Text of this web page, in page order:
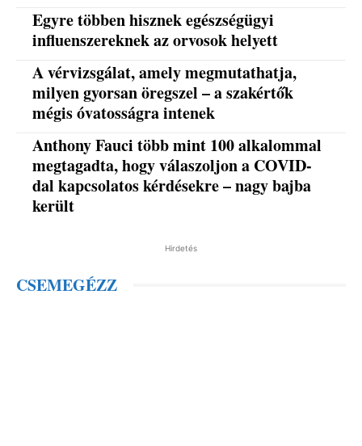
Egyre többen hisznek egészségügyi
influenszereknek az orvosok helyett
A vérvizsgálat, amely megmutathatja,
milyen gyorsan öregszel – a szakértők
mégis óvatosságra intenek
Anthony Fauci több mint 100 alkalommal
megtagadta, hogy válaszoljon a COVID-
dal kapcsolatos kérdésekre – nagy bajba
került
Hirdetés
CSEMEGÉZZ